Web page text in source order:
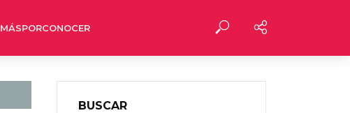
MÁSPORCONOCER
BUSCAR